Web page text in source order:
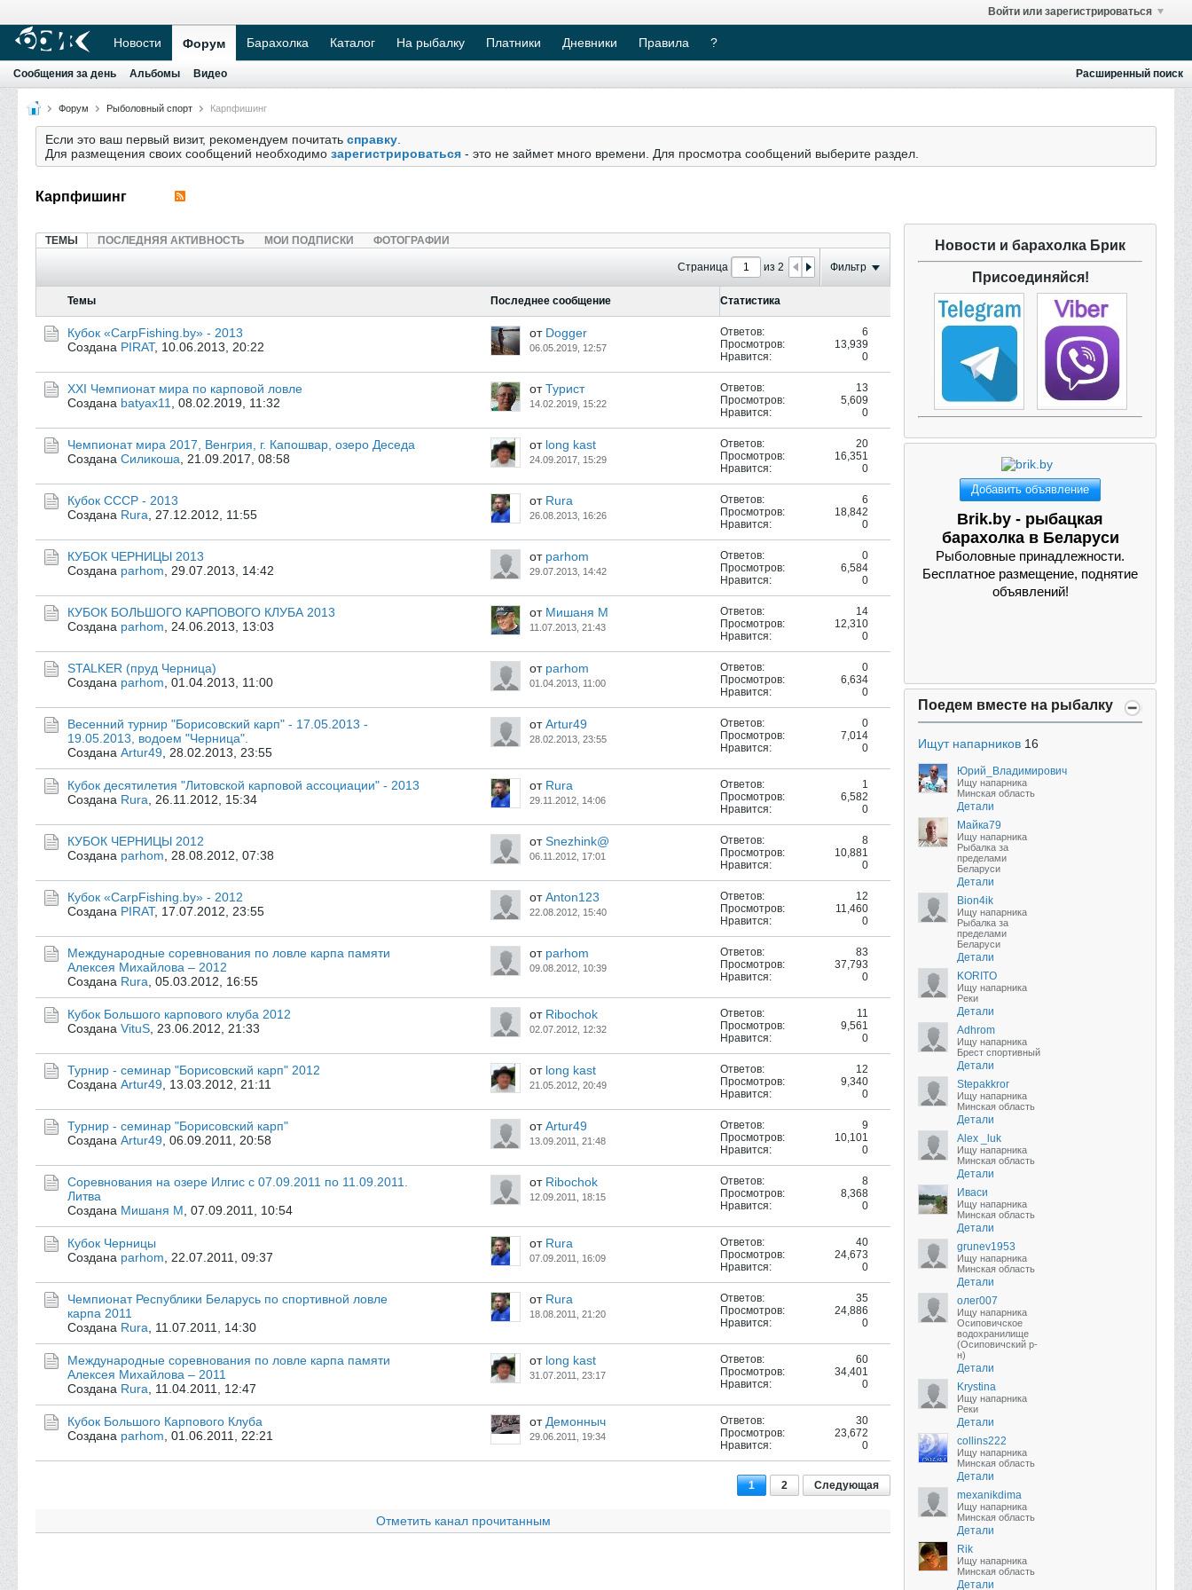
Войти или зарегистрироваться
Новости Форум Барахолка Каталог На рыбалку Платники Дневники Правила ?
Сообщения за день Альбомы Видео Расширенный поиск
Форум Рыболовный спорт Карпфишинг
Если это ваш первый визит, рекомендуем почитать справку
Для размещения своих сообщений необходимо зарегистрироваться - это не займет много времени. Для просмотра сообщений выберите раздел.
Карпфишинг
ТЕМЫ ПОСЛЕДНЯЯ АКТИВНОСТЬ МОИ ПОДПИСКИ ФОТОГРАФИИ
Страница из 2 Фильтр
Темы Последнее сообщение Статистика
Кубок «CarpFishing.by» - 2013
Создана PIRAT, 10.06.2013, 20:22
от Dogger
06.05.2019, 12:57
Ответов:
6
Просмотров:
13,939
Нравится:
0
XXI Чемпионат мира по карповой ловле
Создана batyax11 08.02.2019, 11:32
отТурист
14.02.2019, 15:22
Ответов:
13
Просмотров:
5,609
Нравится:
0
Чемпионат мира 2017, Венгрия, г. Капошвар, озеро Деседа
Создана Силикоша 21.09.2017, 08:58
от long kast
24.09.2017, 15:29
Ответов:
20
Просмотров:
16,351
Нравится:
0
Кубок СССР - 2013
Создана Rura 27.12.2012, 11:55
от Rura
26.08.2013, 16:26
Ответов:
6
Просмотров:
18,842
Нравится:
0
КУБОК ЧЕРНИЦЫ 2013
Создана parhom 29.07.2013, 14:42
от parhom
29.07.2013, 14:42
Ответов:
0
Просмотров:
6,584
Нравится:
0
КУБОК БОЛЬШОГО КАРПОВОГО КЛУБА 2013
Создана parhom 24.06.2013, 13:03
от Мишаня М
11.07.2013, 21:43
Ответов:
14
Просмотров:
12,310
Нравится:
0
STALKER (пруд Черница)
Создана parhom 01.04.2013, 11:00
от parhom
01.04.2013, 11:00
Ответов:
0
Просмотров:
6,634
Нравится:
0
Весенний турнир "Борисовский карп" - 17.05.2013 -
19.05.2013, водоем "Черница".
Создана Artur49 28.02.2013, 23:55
отArtur49
28.02.2013, 23:55
Ответов:
0
Просмотров:
7,014
Нравится:
0
Кубок десятилетия "Литовской карповой ассоциации" - 2013
Создана Rura 26.11.2012, 15:34
от Rura
29.11.2012, 14:06
Ответов:
1
Просмотров:
6,582
Нравится:
0
КУБОК ЧЕРНИЦЫ 2012
Создана parhom 28.08.2012, 07:38
отSnezhink@
06.11.2012, 17:01
Ответов:
8
Просмотров:
10,881
Нравится:
0
Кубок «CarpFishing.by» - 2012
Создана PIRAT, 17.07.2012, 23:55
отAnton123
22.08.2012, 15:40
Ответов:
12
Просмотров:
11,460
Нравится:
0
Международные соревнования по ловле карпа памяти
Алексея Михайлова – 2012
Создана Rura 05.03.2012, 16:55
от parhom
09.08.2012, 10:39
Ответов:
83
Просмотров:
37,793
Нравится:
0
Кубок Большого карпового клуба 2012
Создана VituS 23.06.2012, 21:33
от Ribochok
02.07.2012, 12:32
Ответов:
11
Просмотров:
9,561
Нравится:
0
Турнир - семинар "Борисовский карп" 2012
Создана Artur49 13.03.2012, 21:11
от long kast
21.05.2012, 20:49
Ответов:
12
Просмотров:
9,340
Нравится:
0
Турнир - семинар "Борисовский карп"
Создана Artur49 06.09.2011, 20:58
отArtur49
13.09.2011, 21:48
Ответов:
9
Просмотров:
10,101
Нравится:
0
Соревнования на озере Илгис с 07.09.2011 по 11.09.2011.
Литва
Создана Мишаня М 07.09.2011, 10:54
от Ribochok
12.09.2011, 18:15
Ответов:
8
Просмотров:
8,368
Нравится:
0
Кубок Черницы
Создана parhom 22.07.2011, 09:37
от Rura
07.09.2011, 16:09
Ответов:
40
Просмотров:
24,673
Нравится:
0
Чемпионат Республики Беларусь по спортивной ловле
карпа 2011
Создана Rura 11.07.2011, 14:30
от Rura
18.08.2011, 21:20
Ответов:
35
Просмотров:
24,886
Нравится:
0
Международные соревнования по ловле карпа памяти
Алексея Михайлова – 2011
Создана Rura 11.04.2011, 12:47
от long kast
31.07.2011, 23:17
Ответов:
60
Просмотров:
34,401
Нравится:
0
Кубок Большого Карпового Клуба
Создана parhom 01.06.2011, 22:21
от Демонныч
29.06.2011, 19:34
Ответов:
30
Просмотров:
23,672
Нравится:
0
1 2 Следующая
Отметить канал прочитанным
Новости и барахолка Брик
Присоединяйся!
Добавить объявление
Brik.by - рыболовные
снасти бу и новые
Все для рыбалки. Бесплатное
размещение, поднятие объявлений!
Поедем вместе на рыбалку
Ищут напарников 16
Юрий_Владимирович
Ищу напарника
Минская область
Детали
Майка79
Ищу напарника
Рыбалка за
пределами
Беларуси
Детали
Bion4ik
Ищу напарника
Рыбалка за
пределами
Беларуси
Детали
KORITO
Ищу напарника
Реки
Детали
Adhrom
Ищу напарника
Брест спортивный
Детали
Stepakkror
Ищу напарника
Минская область
Детали
Alex _luk
Ищу напарника
Минская область
Детали
Иваси
Ищу напарника
Минская область
Детали
grunev1953
Ищу напарника
Минская область
Детали
олег007
Ищу напарника
Осиповичское
водохранилище
(Осиповичский р-
н)
Детали
Krystina
Ищу напарника
Реки
Детали
collins222
Ищу напарника
Минская область
Детали
mexanikdima
Ищу напарника
Минская область
Детали
Rik
Ищу напарника
Минская область
Детали